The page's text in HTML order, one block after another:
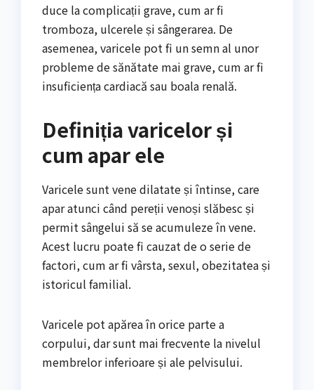
duce la complicații grave, cum ar fi
tromboza, ulcerele și sângerarea. De
asemenea, varicele pot fi un semn al unor
probleme de sănătate mai grave, cum ar fi
insuficiența cardiacă sau boala renală.
Definiția varicelor și
cum apar ele
Varicele sunt vene dilatate și întinse, care
apar atunci când pereții venoși slăbesc și
permit sângelui să se acumuleze în vene.
Acest lucru poate fi cauzat de o serie de
factori, cum ar fi vârsta, sexul, obezitatea și
istoricul familial.
Varicele pot apărea în orice parte a
corpului, dar sunt mai frecvente la nivelul
membrelor inferioare și ale pelvisului.